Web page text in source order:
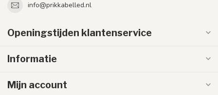
info@prikkabelled.nl
Openingstijden klantenservice
Informatie
Mijn account